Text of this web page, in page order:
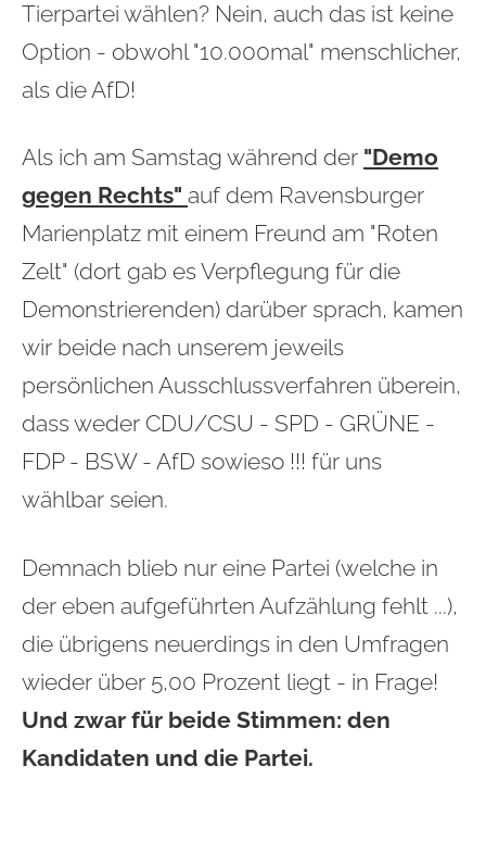
Tierpartei wählen? Nein, auch das ist keine
Option - obwohl "10.000mal" menschlicher,
als die AfD!
Als ich am Samstag während der "Demo
gegen Rechts" auf dem Ravensburger
Marienplatz mit einem Freund am "Roten
Zelt" (dort gab es Verpflegung für die
Demonstrierenden) darüber sprach, kamen
wir beide nach unserem jeweils
persönlichen Ausschlussverfahren überein,
dass weder CDU/CSU - SPD - GRÜNE -
FDP - BSW - AfD sowieso !!! für uns
wählbar seien.
Demnach blieb nur eine Partei (welche in
der eben aufgeführten Aufzählung fehlt ...),
die übrigens neuerdings in den Umfragen
wieder über 5,00 Prozent liegt - in Frage!
Und zwar für beide Stimmen: den
Kandidaten und die Partei.